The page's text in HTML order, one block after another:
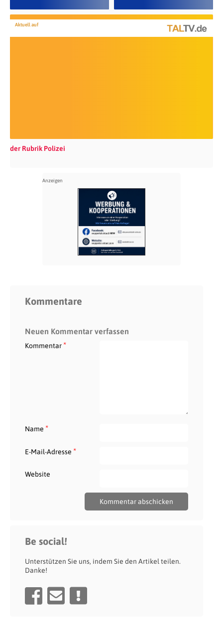
Aktuell auf
der Rubrik Polizei
Kommentare
Neuen Kommentar verfassen
Kommentar*
Name *
E-Mail-Adresse *
Website
Be social!
Unterstützen Sie uns, indem Sie den Artikel teilen.
Danke!